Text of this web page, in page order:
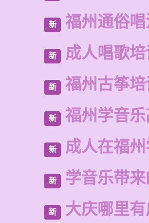
新 福州通俗
新 成人唱歌
新 福州古筝
新 福州学音
新 成人在福
新 学音乐带
新 大庆哪里